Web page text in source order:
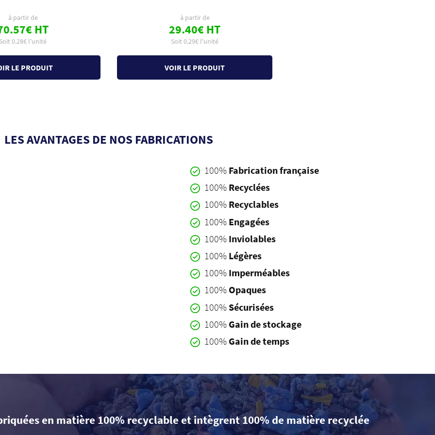
à partir de
HT
0.28€ l'unité
LE PRODUIT
à partir de
29.40€ HT
Soit 0.29€ l'unité
VOIR LE PRODUIT
LES AVANTAGES DE NOS FABRICATIONS
100% Fabrication française
100% Recyclées
100% Recyclables
100% Engagées
100% Inviolables
100% Légères
100% Imperméables
100% Opaques
100% Sécurisées
100% Gain de stockage
100% Gain de temps
en matière 100% recyclable et intègrent 100% de matière recyclée